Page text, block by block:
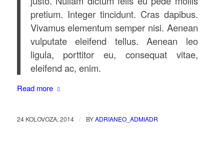
pretium. Integer tincidunt. Cras dapibus.
Vivamus elementum semper nisi. Aenean
vulputate eleifend tellus. Aenean leo
ligula, porttitor eu, consequat vitae,
eleifend ac, enim.
Read more
24 KOLOVOZA, 2014 / BYADRIANEO_ADMIADR